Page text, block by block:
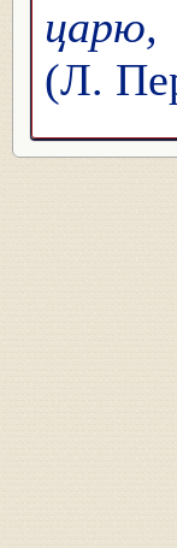
царю,
(Л.